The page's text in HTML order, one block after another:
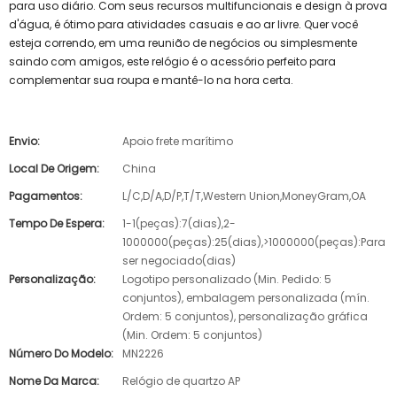
para uso diário. Com seus recursos multifuncionais e design à prova
d'água, é ótimo para atividades casuais e ao ar livre. Quer você
esteja correndo, em uma reunião de negócios ou simplesmente
saindo com amigos, este relógio é o acessório perfeito para
complementar sua roupa e mantê-lo na hora certa.
Envio:
Apoio frete marítimo
Local De Origem:
China
Pagamentos:
L/C,D/A,D/P,T/T,Western Union,MoneyGram,OA
Tempo De Espera:
1-1(peças):7(dias),2-
1000000(peças):25(dias),>1000000(peças):Para
ser negociado(dias)
Personalização:
Logotipo personalizado (Min. Pedido: 5
conjuntos), embalagem personalizada (mín.
Ordem: 5 conjuntos), personalização gráfica
(Min. Ordem: 5 conjuntos)
Número Do Modelo:
MN2226
Nome Da Marca:
Relógio de quartzo AP